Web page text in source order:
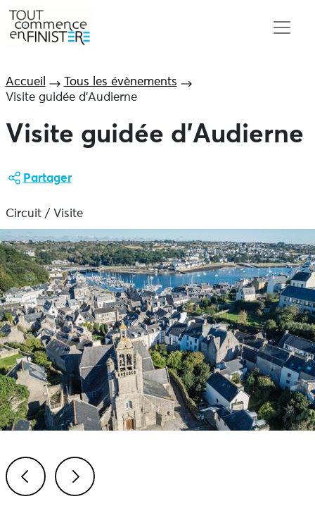
Accueil
Tous les évènements
Visite guidée d’Audierne
Visite guidée d’Audierne
Partager
Circuit / Visite